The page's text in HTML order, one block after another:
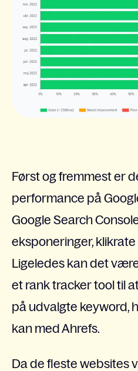
Først og fremmest er
performance på
Google Search
eksponeringer,
Ligeledes kan det
et rank tracker tool til
på udvalgte keyword,
kan med Ahrefs.
Da de fleste websites